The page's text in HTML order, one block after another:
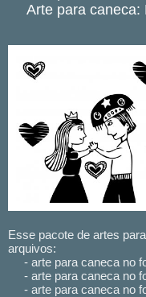
Arte para caneca:
Esse pacote de artes
arquivos:
- arte para caneca no
- arte para caneca no
- arte para caneca no